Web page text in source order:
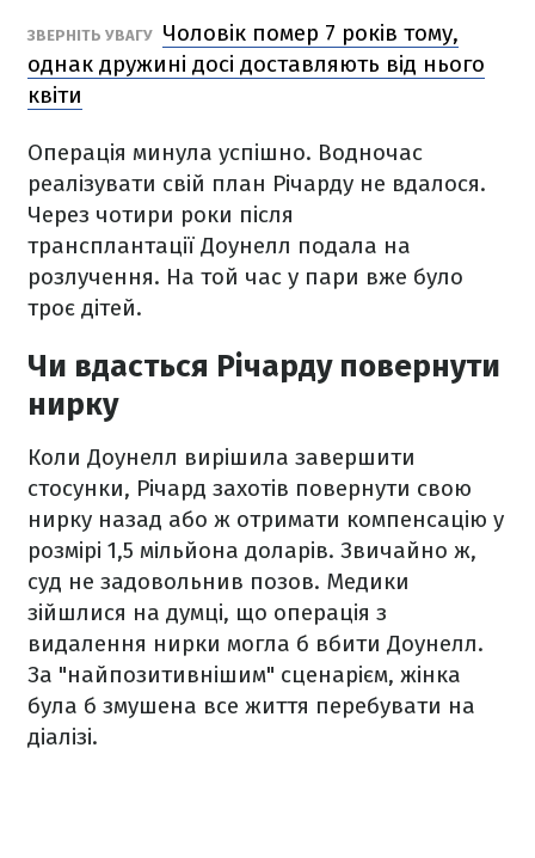
ЗВЕРНІТЬ УВАГУ Чоловік помер 7 років тому,
однак дружині досі доставляють від нього
квіти
Операція минула успішно. Водночас
реалізувати свій план Річарду не вдалося.
Через чотири роки після
трансплантації Доунелл подала на
розлучення. На той час у пари вже було
троє дітей.
Чи вдасться Річарду повернути
нирку
Коли Доунелл вирішила завершити
стосунки, Річард захотів повернути свою
нирку назад або ж отримати компенсацію у
розмірі 1,5 мільйона доларів. Звичайно ж,
суд не задовольнив позов. Медики
зійшлися на думці, що операція з
видалення нирки могла б вбити Доунелл.
За "найпозитивнішим" сценарієм, жінка
була б змушена все життя перебувати на
діалізі.